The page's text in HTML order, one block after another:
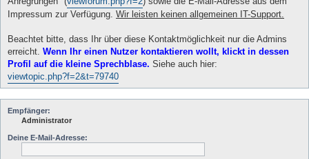
Impressum zur Verfügung. Wir leisten keinen allgemeinen IT-Support.
Beachtet bitte, dass Ihr über diese Kontaktmöglichkeit nur die Admins
erreicht. Wenn Ihr einen Nutzer kontaktieren wollt, klickt in dessen
Profil auf die kleine Sprechblase. Siehe auch hier:
viewtopic.php?f=2&t=79740
Empfänger:
Administrator
Deine E-Mail-Adresse: